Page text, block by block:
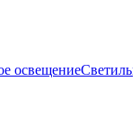
освещение